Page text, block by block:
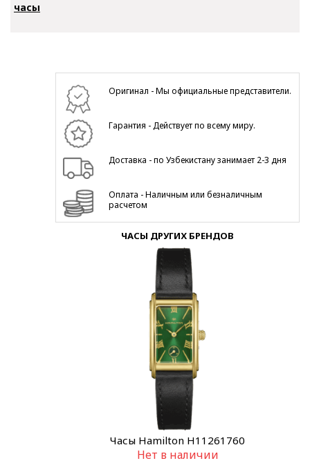
часы
Оригинал - Мы официальные представители.
Гарантия - Действует по всему миру.
Доставка - по Узбекистану занимает 2-3 дня
Оплата - Наличным или безналичным
расчетом
ЧАСЫ ДРУГИХ БРЕНДОВ
Часы Hamilton H11261760
Нет в наличии